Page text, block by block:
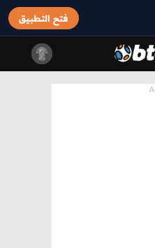
فتح التطبيق